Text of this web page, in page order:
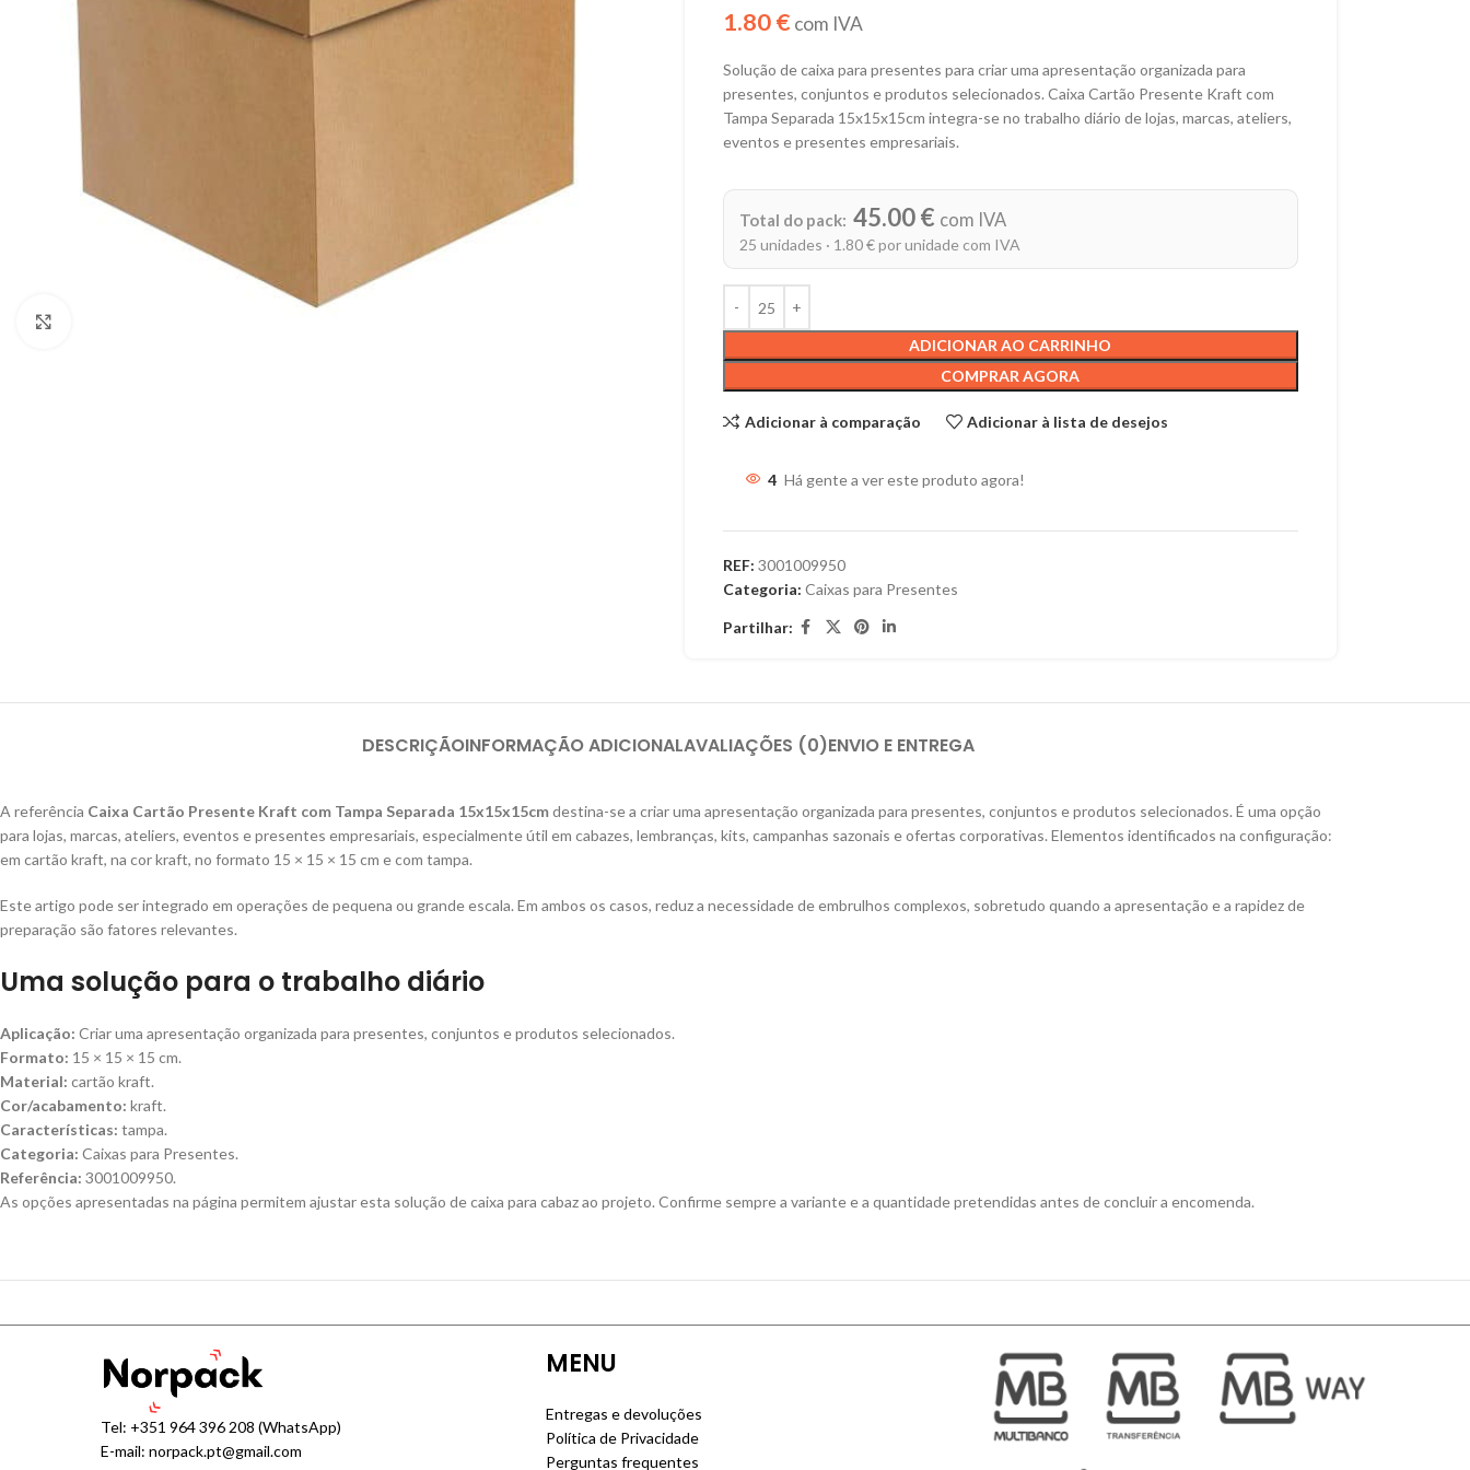
Caixas para Salgados e
Caixas para Pizza
Caixas para Fast Food
1.80 € com IVA
Solução de caixa para presentes para criar uma apresentação organizada para
presentes, conjuntos e produtos selecionados. Caixa Cartão Presente Kraft com
Tampa Separada 15x15x15cm integra-se no trabalho diário de lojas, marcas, ateliers,
eventos e presentes empresariais.
Total do pack: 45.00 € com IVA
25 unidades · 1.80 € por unidade com IVA
ADICIONAR AO CARRINHO
COMPRAR AGORA
Alternative:
Adicionar à comparação Adicionar à lista de desejos
4 Há gente a ver este produto agora!
REF: 3001009950
Categoria: Caixas para Presentes
Partilhar:
DESCRIÇÃOINFORMAÇÃO ADICIONALAVALIAÇÕES (0)ENVIO E ENTREGA
A referência Caixa Cartão Presente Kraft com Tampa Separada 15x15x15cmdestina-se a criar uma apresentação organizada para presentes, conjuntos e produtos selecionados. É uma opção
para lojas, marcas, ateliers, eventos e presentes empresariais, especialmente útil em cabazes, lembranças, kits, campanhas sazonais e ofertas corporativas. Elementos identificados na configuração:
em cartão kraft, na cor kraft, no formato 15 × 15 × 15 cm e com tampa.
Este artigo pode ser integrado em operações de pequena ou grande escala. Em ambos os casos, reduz a necessidade de embrulhos complexos, sobretudo quando a apresentação e a rapidez de
preparação são fatores relevantes.
Uma solução para o trabalho diário
Aplicação: Criar uma apresentação organizada para presentes, conjuntos e produtos selecionados.
Formato: 15 × 15 × 15 cm.
Material: cartão kraft.
Cor/acabamento: kraft.
Características: tampa.
Categoria: Caixas para Presentes.
Referência: 3001009950.
As opções apresentadas na página permitem ajustar esta solução de caixa para cabaz ao projeto. Confirme sempre a variante e a quantidade pretendidas antes de concluir a encomenda.
Tel: +351 964 396 208 (WhatsApp)
E-mail: norpack.pt@gmail.com
MENU
Entregas e devoluções
Política de Privacidade
Perguntas frequentes